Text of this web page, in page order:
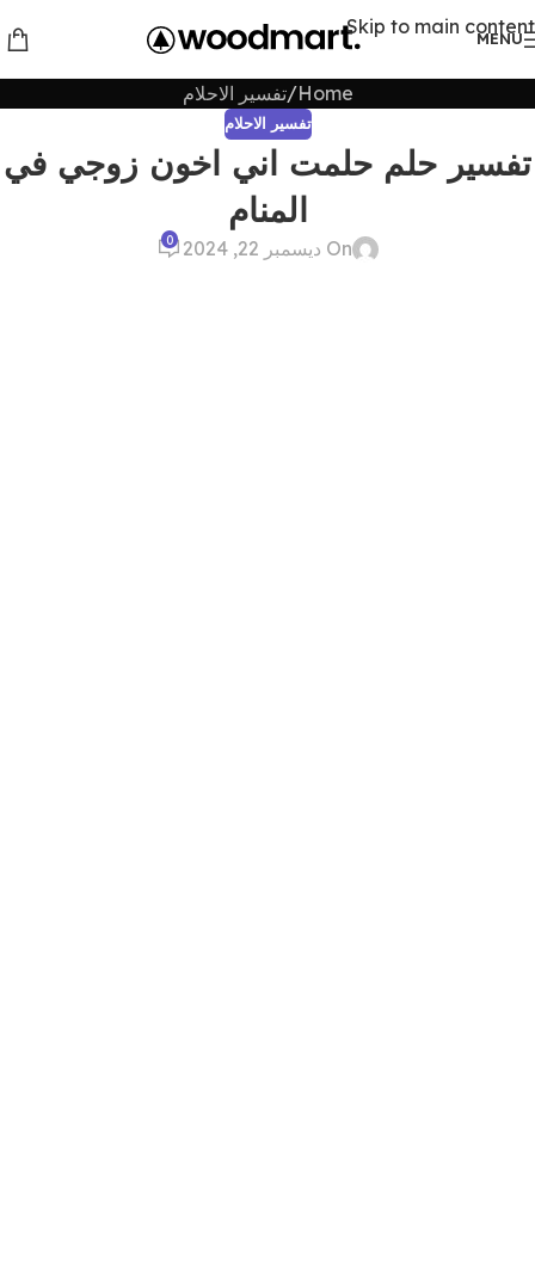
Skip to main content
MENU
Home تفسير الاحلام
تفسير الاحلام
تفسير حلم حلمت اني اخون زوجي في
المنام
On ديسمبر 22, 2024 0